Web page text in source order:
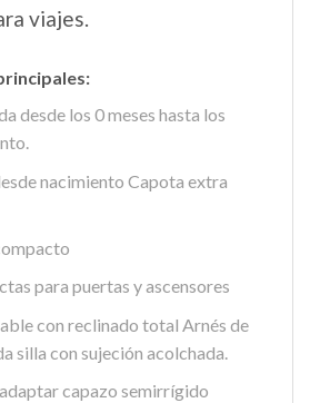
viajes.
desde los 0 meses hasta los
nacimiento Capota extra
para puertas y ascensores
con reclinado total Arnés de
silla con sujeción acolchada.
capazo semirrígido